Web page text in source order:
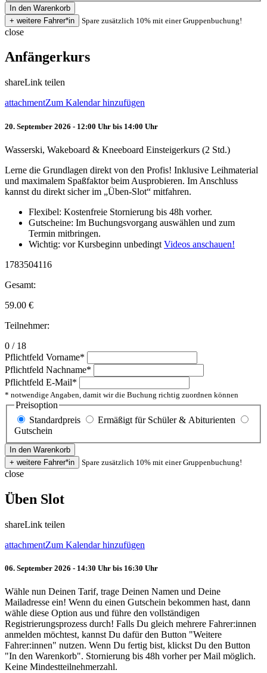
Spare zusätzlich 10% mit einer Gruppenbuchung!
close
Anfängerkurs
shareLink teilen
attachmentZum Kalendar hinzufügen
20. September 2026 - 12:00 Uhr bis 14:00 Uhr
Wasserski, Wakeboard & Kneeboard Einsteigerkurs (2 Std.)
Lerne die Grundlagen direkt von den Profis! Inklusive Leihmaterial
und maximalem Spaßfaktor beim Ausprobieren. Im Anschluss
kannst du direkt sicher im „Üben-Slot“ mitfahren.
Flexibel: Kostenfreie Stornierung bis 48h vorher.
Gutscheine: Im Buchungsvorgang auswählen und zum
Termin mitbringen.
Wichtig: vor Kursbeginn unbedingt Videos anschauen!
1783504116
Gesamt:
59.00 €
Teilnehmer:
0 / 18
Pflichtfeld Vorname*
Pflichtfeld Nachname*
Pflichtfeld E-Mail*
* notwendige Angaben, damit wir die Buchung richtig zuordnen können
Preisoption
Standardpreis
Ermäßigt für Schüler & Abiturienten
Gutschein
Spare zusätzlich 10% mit einer Gruppenbuchung!
close
Üben Slot
shareLink teilen
attachmentZum Kalendar hinzufügen
06. September 2026 - 14:30 Uhr bis 16:30 Uhr
Wähle nun Deinen Tarif, trage Deinen Namen und Deine
Mailadresse ein! Wenn du einen Gutschein bekommen hast, dann
wähle diese Option aus und führe den vollständigen
Registrierungsprozess durch! Falls Du gleich mehrere Fahrer:innen
anmelden möchtest, kannst Du dafür den Button "Weitere
Fahrer:innen" nutzen. Wenn Du fertig bist, klickst Du den Button
"In den Warenkorb". Stornierung bis 48h vorher per Mail möglich.
Keine Mindestteilnehmerzahl.